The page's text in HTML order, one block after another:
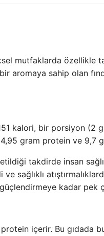
mutfaklarda özellikle
aromaya sahip olan
kalori, bir porsiyon (2
gram protein ve 9,7
takdirde insan
sağlıklı
kadar pek
içerir. Bu gıdada